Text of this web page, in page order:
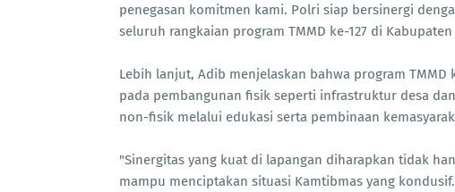
penegasan komitmen kami. Polri siap bersinergi
seluruh rangkaian program TMMD ke-127 di
Lebih lanjut, Adib menjelaskan bahwa program
pada pembangunan fisik seperti infrastruktur desa
non-fisik melalui edukasi serta pembinaan
"Sinergitas yang kuat di lapangan diharapkan tidak
mampu menciptakan situasi Kamtibmas yang